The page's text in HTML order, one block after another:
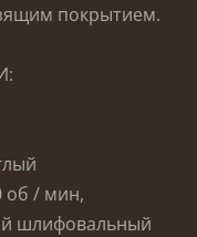
покрытием.
об / мин,
шлифовальный